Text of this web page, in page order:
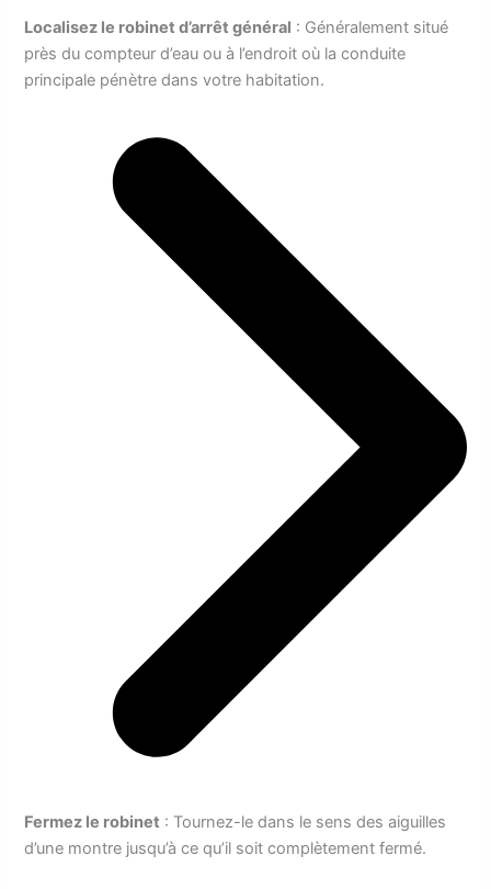
Localisez le robinet d’arrêt général : Généralement situé
près du compteur d’eau ou à l’endroit où la conduite
principale pénètre dans votre habitation.
Fermez le robinet : Tournez-le dans le sens des aiguilles
d’une montre jusqu’à ce qu’il soit complètement fermé.